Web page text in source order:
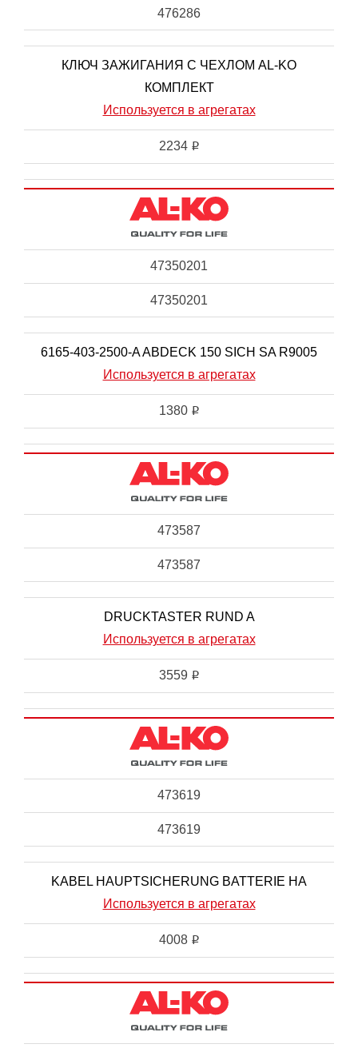
476286
КЛЮЧ ЗАЖИГАНИЯ С ЧЕХЛОМ AL-KO
КОМПЛЕКТ
Используется в агрегатах
2234 i
47350201
47350201
6165-403-2500-A ABDECK 150 SICH SA R9005
Используется в агрегатах
1380 i
473587
473587
DRUCKTASTER RUND A
Используется в агрегатах
3559 i
473619
473619
KABEL HAUPTSICHERUNG BATTERIE HA
Используется в агрегатах
4008 i